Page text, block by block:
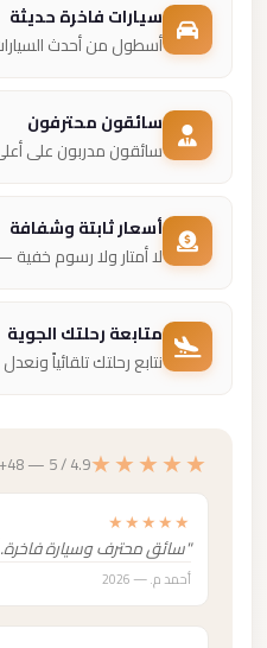
سيارات فاخرة حديثة
أسطول من أحدث السيارات
سائقون محترفون
سائقون مدربون على
أسعار ثابتة وشفافة
لا أمتار ولا رسوم خفية
متابعة رحلتك الجوية
نتابع رحلتك تلقائياً
★★★★★4.9 / 5 — 48+ تقييم
★★★★★
"سائق محترف وسيارة فاخرة.
أحمد م. — 2026